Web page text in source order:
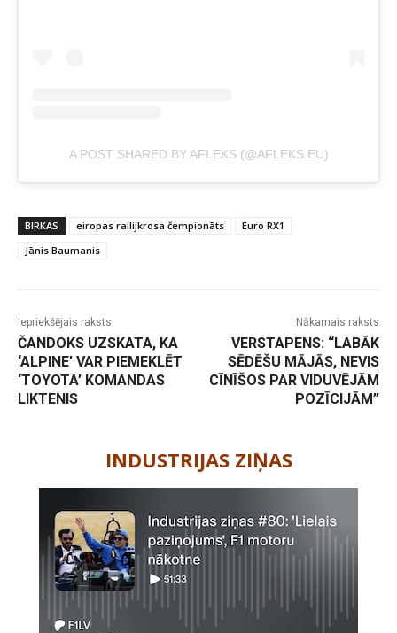
A POST SHARED BY AFLEKS (@AFLEKS.EU)
BIRKAS eiropas rallijkrosa čempionāts
Euro RX1
Jānis Baumanis
Iepriekšējais raksts
ČANDOKS UZSKATA, KA
‘ALPINE’ VAR PIEMEKLĒT
‘TOYOTA’ KOMANDAS
LIKTENIS
Nākamais raksts
VERSTAPENS: “LABĀK
SĒDĒŠU MĀJĀS, NEVIS
CĪNĪŠOS PAR VIDUVĒJĀM
POZĪCIJĀM”
INDUSTRIJAS ZIŅAS